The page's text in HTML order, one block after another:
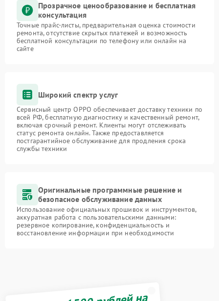
Прозрачное ценообразование и бесплатная
консультация
Точные прайс-листы, предварительная оценка стоимости
ремонта, отсутствие скрытых платежей и возможность
бесплатной консультации по телефону или онлайн на
сайте
Широкий спектр услуг
Сервисный центр OPPO обеспечивает доставку техники по
всей РФ, бесплатную диагностику и качественный ремонт,
включая срочный ремонт. Клиенты могут отслеживать
статус ремонта онлайн. Также предоставляется
постгарантийное обслуживание для продления срока
службы техники
Оригинальные программные решение и
безопасное обслуживание данных
Использование официальных прошивок и инструментов,
аккуратная работа с пользовательскими данными:
резервное копирование, конфиденциальность и
восстановление информации при необходимости